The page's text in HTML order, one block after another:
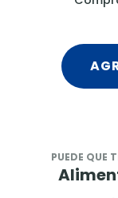
AL CARRITO
PUEDE QUE